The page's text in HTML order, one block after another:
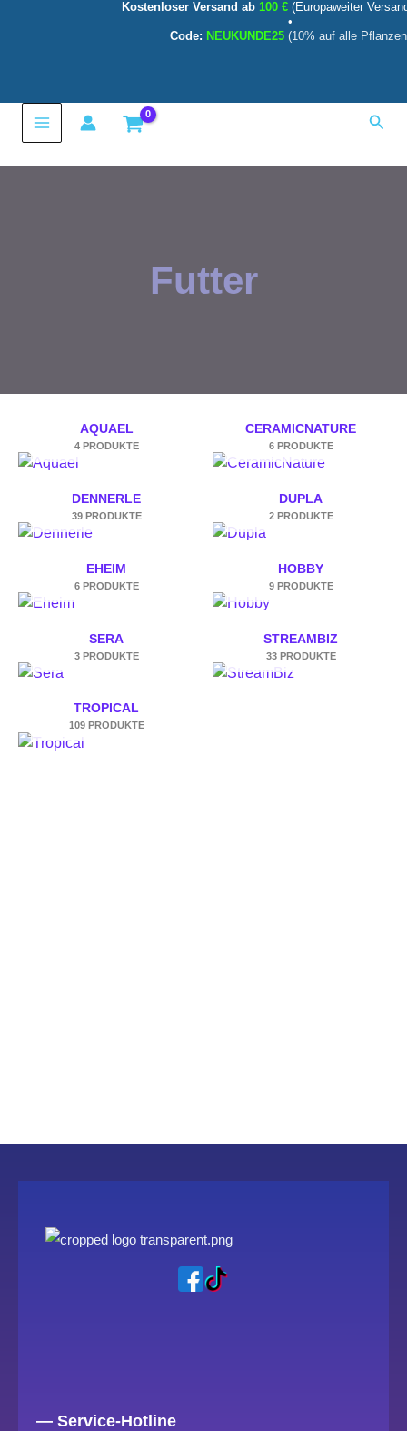
Kostenloser Versand ab 100 € (Europaweiter
•
Code: NEUKUNDE25 (10% auf alle
Main
Futter
AQUAEL
4 PRODUKTE
CERAMICNATURE
6 PRODUKTE
DENNERLE
39 PRODUKTE
DUPLA
2 PRODUKTE
EHEIM
6 PRODUKTE
HOBBY
9 PRODUKTE
SERA
3 PRODUKTE
STREAMBIZ
33 PRODUKTE
TROPICAL
109 PRODUKTE
— Service-Hotline